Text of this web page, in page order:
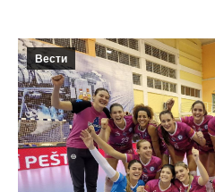
Вести